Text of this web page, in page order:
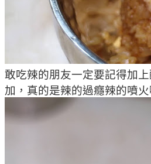
敢吃辣的朋友一定要記得加
加，真的是辣的過癮辣的噴火